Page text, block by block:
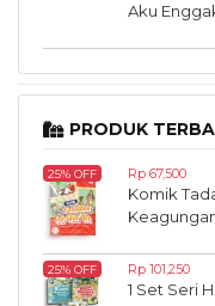
Aku
PRODUK
25% OFF Rp 67,500
Komik
25% OFF Rp 101,250
1 Set Seri